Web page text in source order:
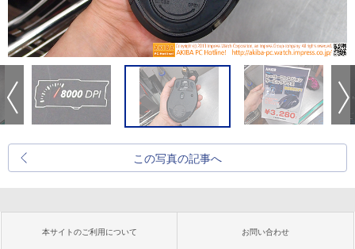
この写真の記事へ
本サイトのご利用について お問い合わせ